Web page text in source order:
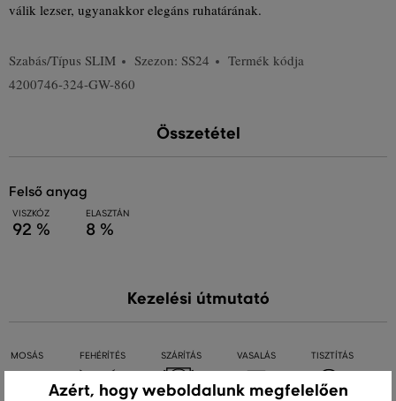
válik lezser, ugyanakkor elegáns ruhatárának.
Szabás/Típus SLIM Szezon: SS24
Termék kódja
4200746-324-GW-860
Összetétel
felső anyag
VISZKÓZ
92 %
ELASZTÁN
8 %
Kezelési útmutató
MOSÁS FEHÉRÍTÉS SZÁRÍTÁS VASALÁS TISZTÍTÁS
Azért, hogy weboldalunk megfelelően